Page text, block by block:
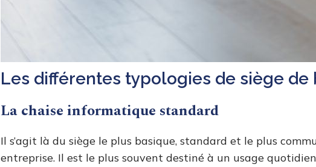
Les différentes typologies de siège de
La chaise informatique standard
Il s’agit là du siège le plus basique, standard et le plus
entreprise. Il est le plus souvent destiné à un usage